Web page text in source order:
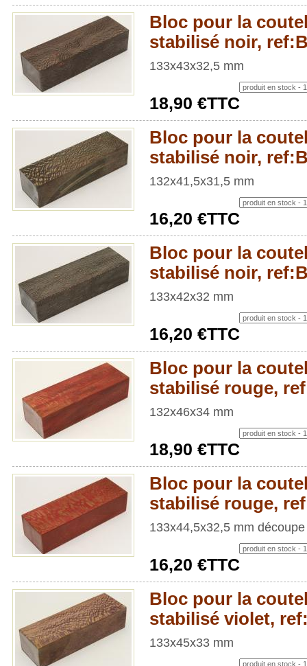
Bloc pour la
stabilisé noir,
133x43x32,5 mm
18,90 €TTC
Bloc pour la
stabilisé noir,
132x41,5x31,5 mm
16,20 €TTC
Bloc pour la
stabilisé noir,
133x42x32 mm
16,20 €TTC
Bloc pour la
stabilisé rouge,
132x46x34 mm
18,90 €TTC
Bloc pour la
stabilisé rouge,
133x44,5x32,5 mm
16,20 €TTC
Bloc pour la
stabilisé violet,
133x45x33 mm